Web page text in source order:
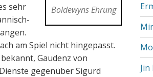
Boldewyns Ehrung
sehr
am Spiel nicht hingepasst.
Gaudenz von
gegenüber Sigurd